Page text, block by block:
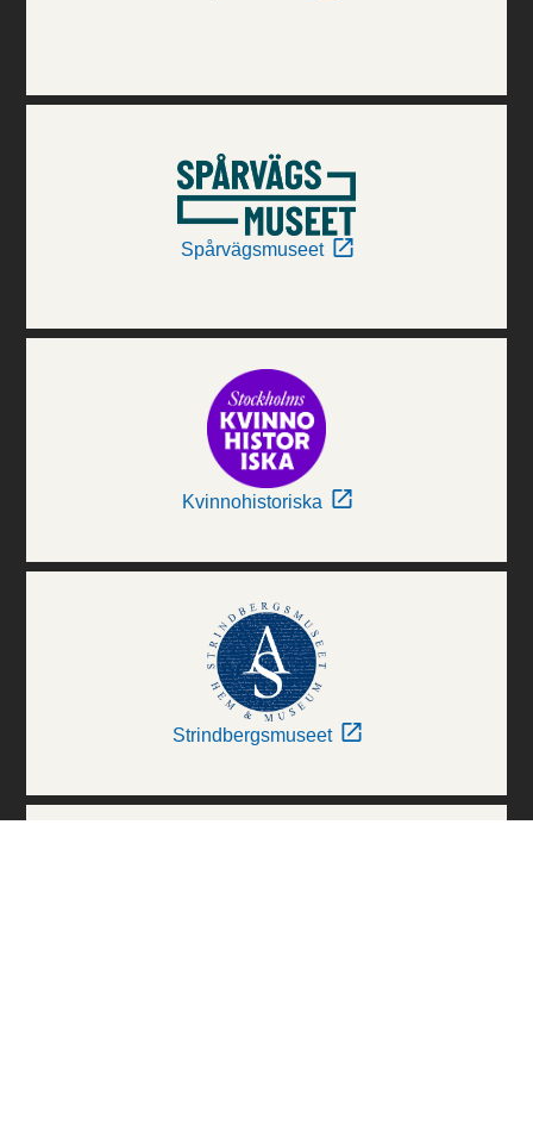
Spårvägsmuseet
Kvinnohistoriska
Strindbergsmuseet